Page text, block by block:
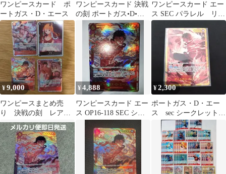
ワンピースカード ポ
ートガス・D・エース
ワンピースカード 決戦
の刻 ポートガス•D•エ
ース SEC シークレット
と…
ワンピースカード エー
ス SEC パラレル リー
ダーカード 決戦の刻
¥9,000
ワンピースまとめ売
り 決戦の刻 レアセ
ット
¥4,888
ワンピースカード エー
ス OP16-118 SEC シー
¥2,300
ポートガス・D・エー
ス sec シークレット
決戦の刻